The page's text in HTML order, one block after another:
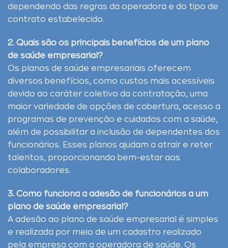
dependendo das regras da operadora e do tipo de
contrato estabelecido.
2. Quais são os principais benefícios de um plano
de saúde empresarial?
Os planos de saúde empresariais oferecem
diversos benefícios, como custos mais acessíveis
devido ao caráter coletivo da contratação, uma
maior variedade de opções de cobertura, acesso a
programas de prevenção e cuidados com a saúde,
além de possibilitar a inclusão de dependentes dos
funcionários. Esses planos ajudam a atrair e reter
talentos, proporcionando bem-estar aos
colaboradores.
3. Como funciona a adesão de funcionários a um
plano de saúde empresarial?
A adesão ao plano de saúde empresarial é simples
e realizada por meio de um cadastro realizado
pela empresa com a operadora de saúde. Os